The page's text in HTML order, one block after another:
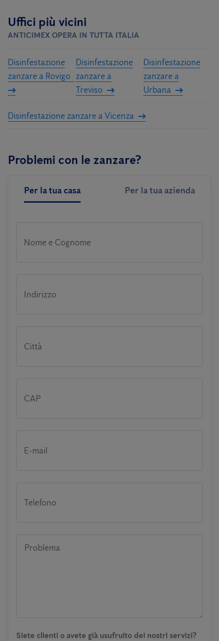
Uffici più vicini
ANTICIMEX OPERA IN TUTTA ITALIA
Disinfestazione
zanzare a Rovigo
Disinfestazione
zanzare a
Treviso
Disinfestazione
zanzare a
Urbana
Disinfestazione zanzare a Vicenza
Problemi con le zanzare?
Per la tua casa Per la tua azienda
Nome e Cognome
Indirizzo
Città
CAP
E-mail
Telefono
Problema
Siete clienti o avete già usufruito dei nostri servizi?